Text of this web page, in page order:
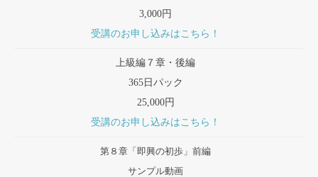
3,000円
受講のお申し込みはこちら！
上級編７章・後編
365日パック
25,000円
受講のお申し込みはこちら！
第８章「即興の初歩」前編
サンプル動画